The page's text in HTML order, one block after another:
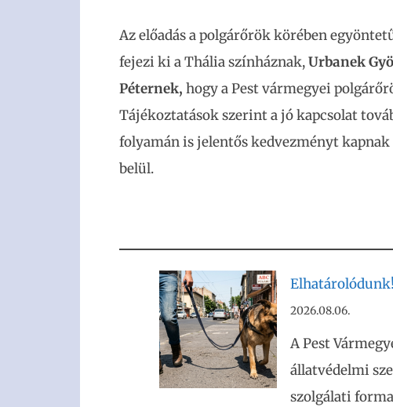
Az előadás a polgárőrök körében
fejezi ki a Thália színháznak,Urbanek
Péternek, hogy a Pest vármegyei
Tájékoztatások szerint a jó kapcsolat
folyamán is jelentős kedvezményt
belül.
Elhatárolódunk!
2026.08.06.
A Pest
állatvédelmi
szolgálati